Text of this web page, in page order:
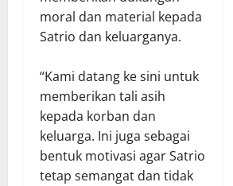
moral dan material kepada
Satrio dan keluarganya.
“Kami datang ke sini untuk
memberikan tali asih
kepada korban dan
keluarga. Ini juga sebagai
bentuk motivasi agar Satrio
tetap semangat dan tidak